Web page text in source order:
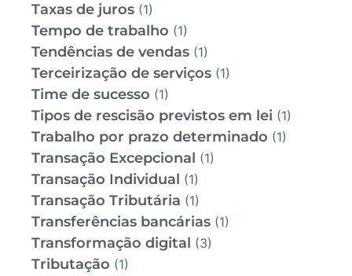
Taxas de juros (1)
Tempo de trabalho (1)
Tendências de vendas (1)
Terceirização de serviços (1)
Time de sucesso (1)
Tipos de rescisão previstos em lei (1)
Trabalho por prazo determinado (1)
Transação Excepcional (1)
Transação Individual (1)
Transação Tributária (1)
Transferências bancárias (1)
Transformação digital (3)
Tributação (1)